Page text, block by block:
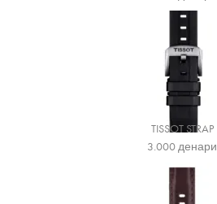
TISSOT STRAP
3.000денари